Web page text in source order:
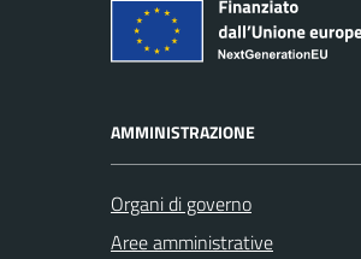
AMMINISTRAZIONE
Organi di governo
Aree amministrative